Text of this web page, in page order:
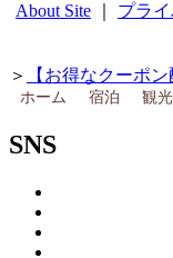
About Site プラ
＞ 【お得なクーポ
ホーム 宿泊 観光
SNS